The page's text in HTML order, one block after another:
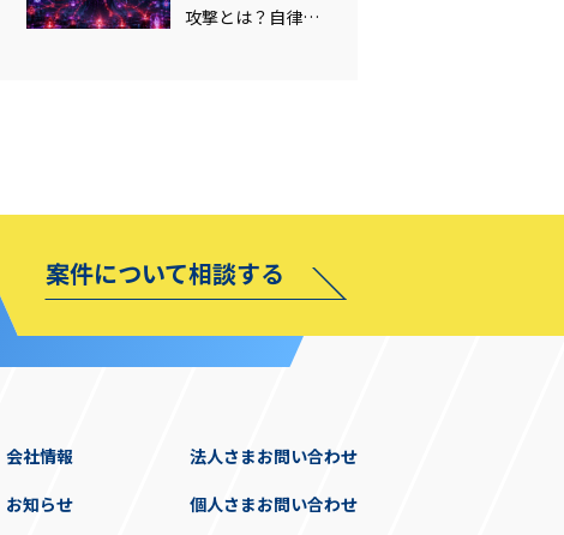
攻撃とは？自律型
案件について相談する
会社情報
お知らせ
法人さまお問い合わせ
個人さまお問い合わせ